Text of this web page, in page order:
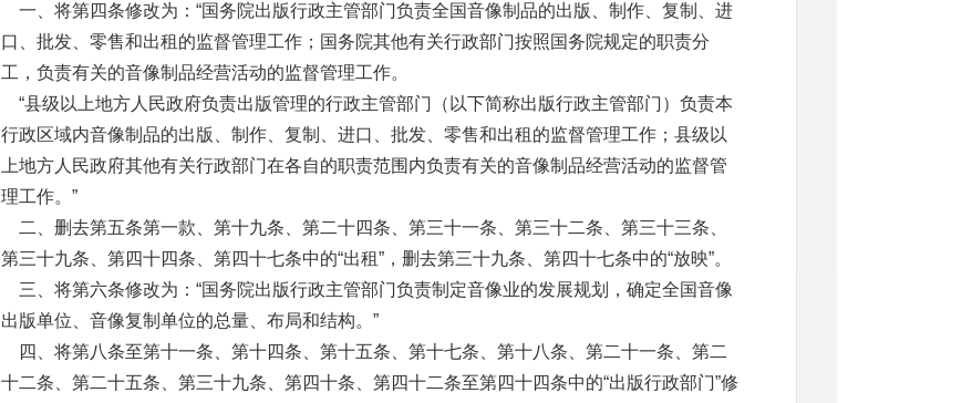
一、将第四条修改为：“国务院出版行政主管部门负责全国音像制品的出版、制作、复制、进
口、批发、零售和出租的监督管理工作；国务院其他有关行政部门按照国务院规定的职责分
工，负责有关的音像制品经营活动的监督管理工作。
“县级以上地方人民政府负责出版管理的行政主管部门（以下简称出版行政主管部门）负责本
行政区域内音像制品的出版、制作、复制、进口、批发、零售和出租的监督管理工作；县级以
上地方人民政府其他有关行政部门在各自的职责范围内负责有关的音像制品经营活动的监督管
理工作。”
二、删去第五条第一款、第十九条、第二十四条、第三十一条、第三十二条、第三十三条、
第三十九条、第四十四条、第四十七条中的“出租”，删去第三十九条、第四十七条中的“放映”。
三、将第六条修改为：“国务院出版行政主管部门负责制定音像业的发展规划，确定全国音像
出版单位、音像复制单位的总量、布局和结构。”
四、将第八条至第十一条、第十四条、第十五条、第十七条、第十八条、第二十一条、第二
十二条、第二十五条、第三十九条、第四十条、第四十二条至第四十四条中的“出版行政部门”修